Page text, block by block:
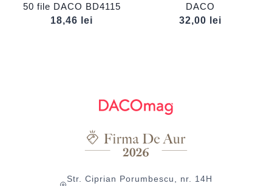
50 file DACO BD4115
18,46
lei
DACO
32,00
lei
Str. Ciprian Porumbescu, nr. 14H